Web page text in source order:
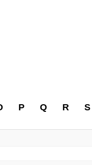
P Q R S